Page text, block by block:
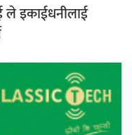
इकाईधनीलाई